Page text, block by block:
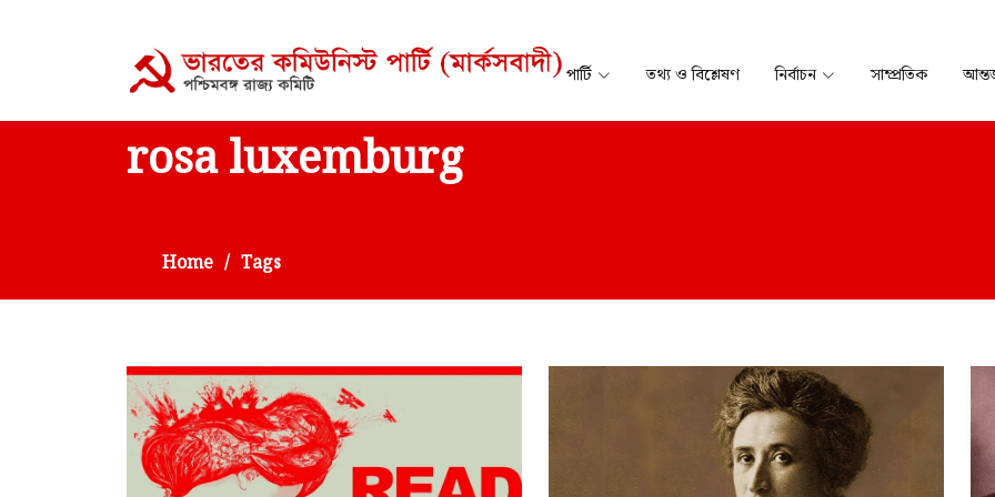
পার্টি তথ্য ও বিশ্লেষণ নির্বাচন সাম্প্রতিক
rosa luxemburg
Home Tags